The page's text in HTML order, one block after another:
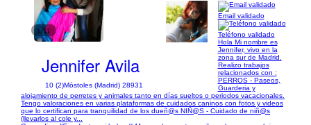
1/11
Jennifer Avila
10 (2)Móstoles (Madrid) 28931
Email validado
Teléfono validado
Hola Mi nombre es
Jennifer, vivo en la
zona sur de Madrid.
Realizo trabajos
relacionados con :
PERROS - Paseos,
Guarderia y
alojamiento de perretes y animales tanto en días sueltos o periodos vacacionales.
Tengo valoraciones en varias plataformas de cuidados caninos con fotos y videos
que lo certifican para tranquilidad de los dueñ@s NIÑ@S - Cuidado de niñ@s
(llevarlos al cole y...